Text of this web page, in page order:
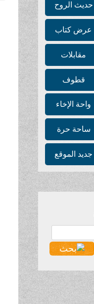
حديث الروح
عرض كتاب
مقابلات
قطوف
واحة الإخاء
ساحة حرة
جديد الموقع